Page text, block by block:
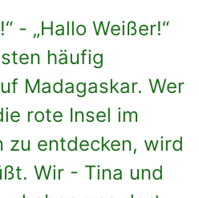
- „Hallo Weißer!“
häufig
Madagaskar. Wer
rote Insel im
zu entdecken, wird
Wir - Tina und